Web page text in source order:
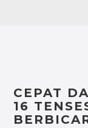
CEPAT
16